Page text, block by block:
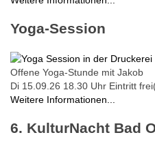
Yoga-Session
Offene Yoga-Stunde mit Jakob
Di 15.09.26 18.30 Uhr Eintritt
Weitere Informationen...
6. KulturNacht Bad